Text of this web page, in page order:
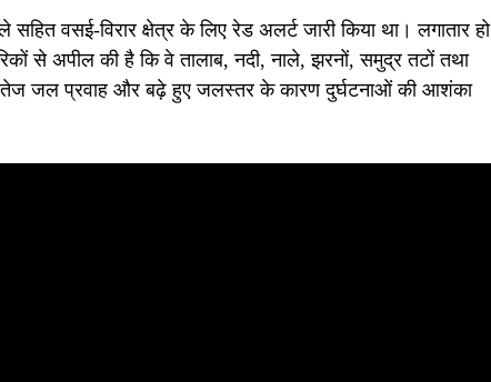
वसई-विरार क्षेत्र के लिए रेड अलर्ट जारी किया था। लगातार हो
से अपील की है कि वे तालाब, नदी, नाले, झरनों, समुद्र तटों तथा
तेज जल प्रवाह और बढ़े हुए जलस्तर के कारण दुर्घटनाओं की आशंका